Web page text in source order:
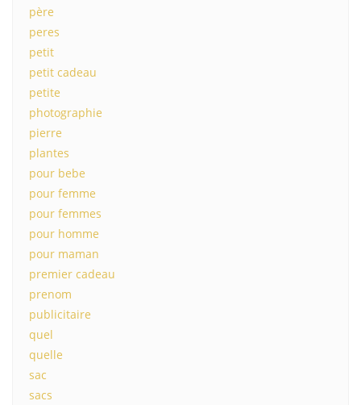
père
peres
petit
petit cadeau
petite
photographie
pierre
plantes
pour bebe
pour femme
pour femmes
pour homme
pour maman
premier cadeau
prenom
publicitaire
quel
quelle
sac
sacs